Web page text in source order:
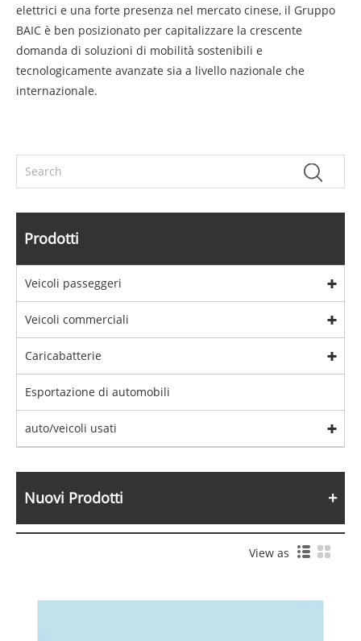
elettrici e una forte presenza nel mercato cinese, il Gruppo
BAIC è ben posizionato per capitalizzare la crescente
domanda di soluzioni di mobilità sostenibili e
tecnologicamente avanzate sia a livello nazionale che
internazionale.
Prodotti
Veicoli passeggeri
Veicoli commerciali
Caricabatterie
Esportazione di automobili
auto/veicoli usati
Nuovi Prodotti
View as